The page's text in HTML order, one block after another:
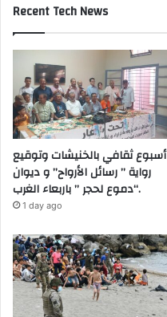
Recent Tech News
أسبوع ثقافي بالخنيشات وتوقيع
رواية ” رسائل الأرواح” و ديوان
“دموع لحجر ” باربعاء الغرب.
1 day ago